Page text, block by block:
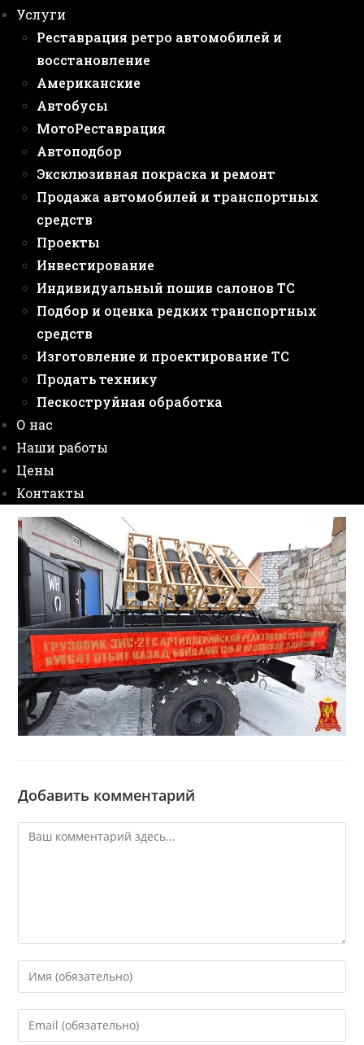
Услуги
Реставрация ретро автомобилей и
восстановление
Американские
Автобусы
МотоРеставрация
Автоподбор
Эксклюзивная покраска и ремонт
Продажа автомобилей и транспортных
средств
Проекты
Инвестирование
Индивидуальный пошив салонов ТС
Подбор и оценка редких транспортных
средств
Изготовление и проектирование ТС
Продать технику
Пескоструйная обработка
О нас
Наши работы
Цены
Контакты
Добавить комментарий
Комментарий
Введите
свое
имя
или
Введите
свой